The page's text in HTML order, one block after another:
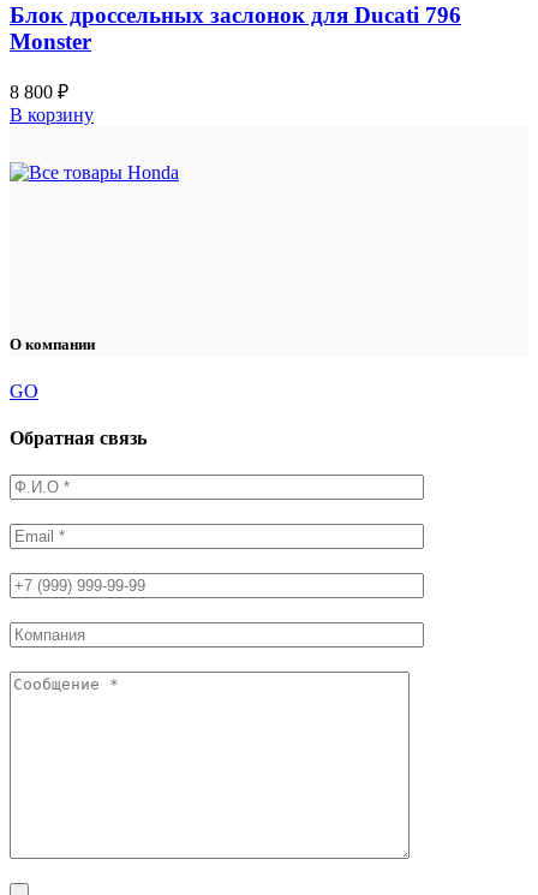
Блок дроссельных заслонок для Ducati 796
Monster
8 800 ₽
В корзину
О компании
GO
Обратная связь